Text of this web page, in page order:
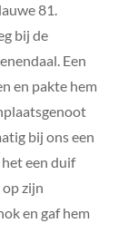
81.
bij de
Een
en pakte hem
bij ons een
een duif
zijn
en gaf hem